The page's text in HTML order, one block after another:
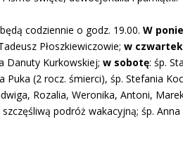
codziennie o godz. 19.00.W
Płoszkiewiczowie;w czwartek
Danuty Kurkowskiej;w sobotę: śp.
Puka (2 rocz. śmierci), śp. Stefania
Rozalia, Weronika, Antoni,
podróż wakacyjną; śp.